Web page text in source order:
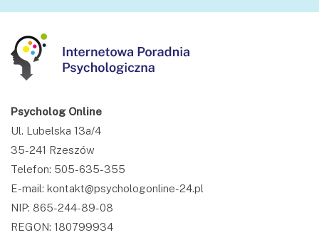
Psycholog Online
Ul. Lubelska 13a/4
35-241 Rzeszów
Telefon: 505-635-355
E-mail: kontakt@psychologonline-24.pl
NIP: 865-244-89-08
REGON: 180799934